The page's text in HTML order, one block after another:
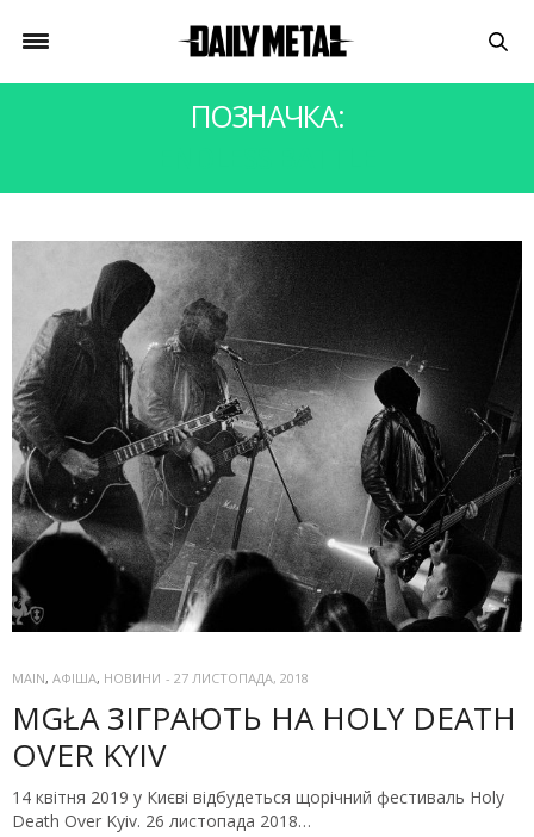
ПОЗНАЧКА:
MAIN, АФІША, НОВИНИ - 27 ЛИСТОПАДА, 2018
MGŁA ЗІГРАЮТЬ НА HOLY DEATH
OVER KYIV
14 квітня 2019 у Києві відбудеться щорічний фестиваль Holy
Death Over Kyiv. 26 листопада 2018…